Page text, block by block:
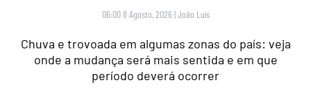
06:00 8 Agosto, 2026 |João Luís
Chuva e trovoada em algumas zonas do país: veja
onde a mudança será mais sentida e em que
período deverá ocorrer